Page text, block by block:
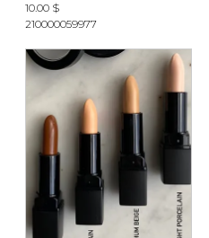
10.00 $
210000059977